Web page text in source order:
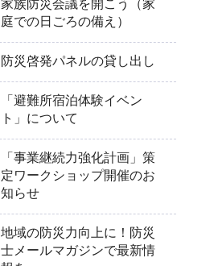
家族防災会議を開こう（家
庭での日ごろの備え）
防災啓発パネルの貸し出し
「避難所宿泊体験イベン
ト」について
「事業継続力強化計画」策
定ワークショップ開催のお
知らせ
地域の防災力向上に！防災
士メールマガジンで最新情